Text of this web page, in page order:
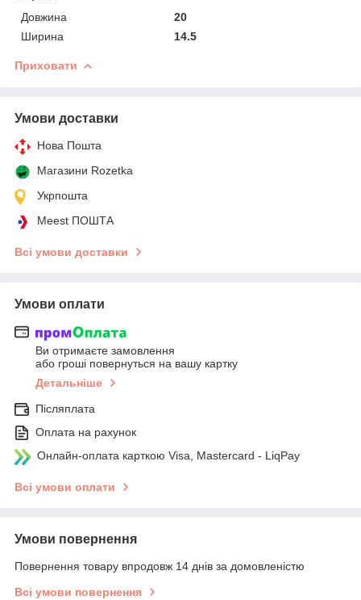
Довжина
20
Ширина
14.5
Приховати
Умови доставки
Нова Пошта
Магазини Rozetka
Укрпошта
Meest ПОШТА
Всі умови доставки
Умови оплати
Ви отримаєте замовлення
або гроші повернуться на вашу картку
Детальніше
Післяплата
Оплата на рахунок
Онлайн-оплата карткою Visa, Mastercard - LiqPay
Всі умови оплати
Умови повернення
Повернення товару впродовж 14 днів за домовленістю
Всі умови повернення